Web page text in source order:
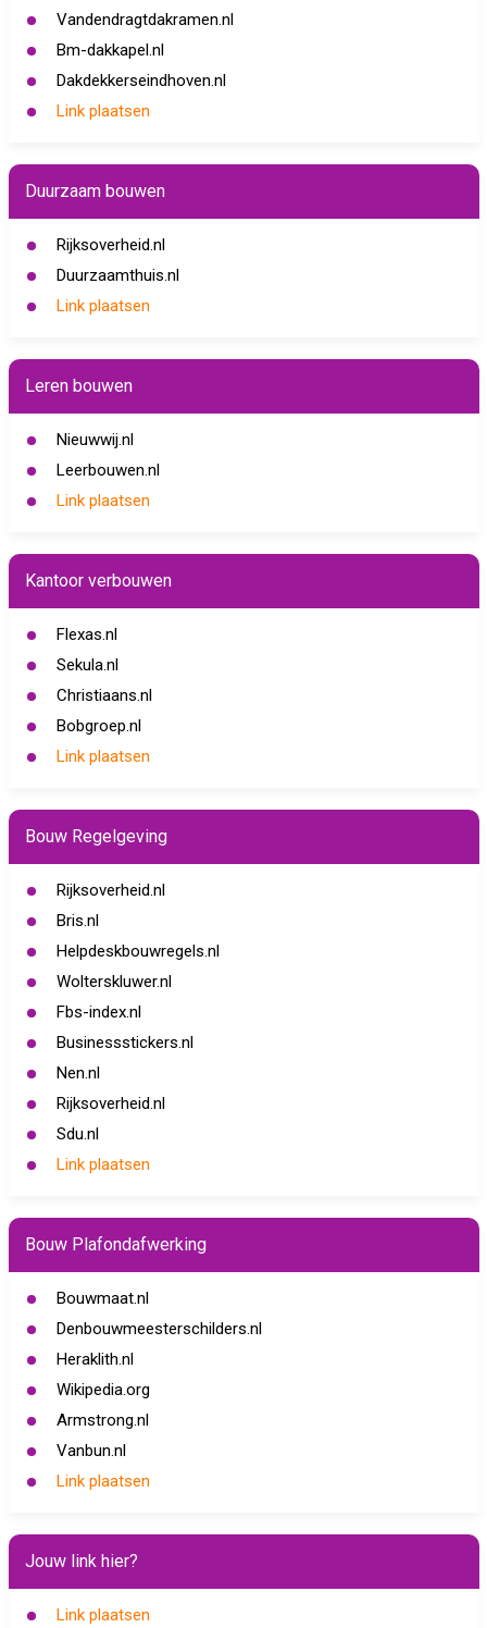
Vandendragtdakramen.nl
Bm-dakkapel.nl
Dakdekkerseindhoven.nl
Link plaatsen
Duurzaam bouwen
Rijksoverheid.nl
Duurzaamthuis.nl
Link plaatsen
Leren bouwen
Nieuwwij.nl
Leerbouwen.nl
Link plaatsen
Kantoor verbouwen
Flexas.nl
Sekula.nl
Christiaans.nl
Bobgroep.nl
Link plaatsen
Bouw Regelgeving
Rijksoverheid.nl
Bris.nl
Helpdeskbouwregels.nl
Wolterskluwer.nl
Fbs-index.nl
Businessstickers.nl
Nen.nl
Rijksoverheid.nl
Sdu.nl
Link plaatsen
Bouw Plafondafwerking
Bouwmaat.nl
Denbouwmeesterschilders.nl
Heraklith.nl
Wikipedia.org
Armstrong.nl
Vanbun.nl
Link plaatsen
Jouw link hier?
Link plaatsen